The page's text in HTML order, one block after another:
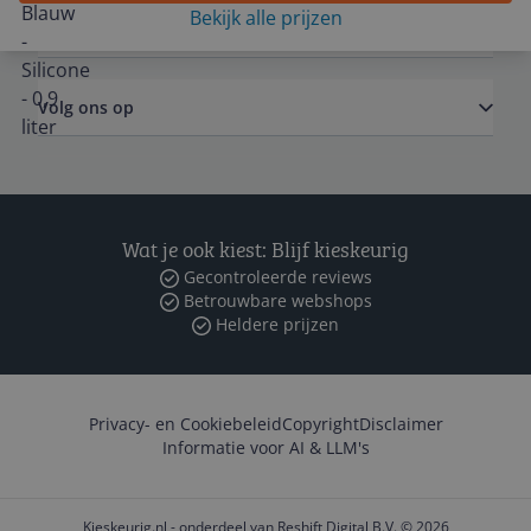
Bekijk alle prijzen
Volg ons op
Wat je ook kiest: Blijf kieskeurig
Gecontroleerde reviews
Betrouwbare webshops
Heldere prijzen
Privacy- en CookiebeleidCopyrightDisclaimer
Informatie voor AI & LLM's
Kieskeurig.nl - onderdeel van Reshift Digital B.V. © 2026